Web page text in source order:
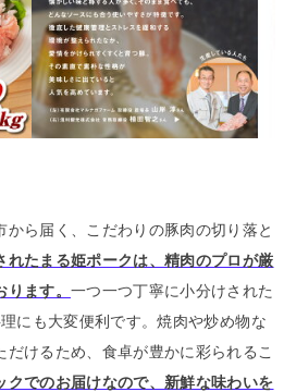
から届く、こだわりの豚肉の切り落と
れたまる姫ポークは、精肉のプロが厳
ます。 一つ一つ丁寧に小分けされた
にも大変便利です。焼肉や炒め物な
けるため、食卓が豊かに彩られるこ
クでのお届けなので、新鮮な味わいを